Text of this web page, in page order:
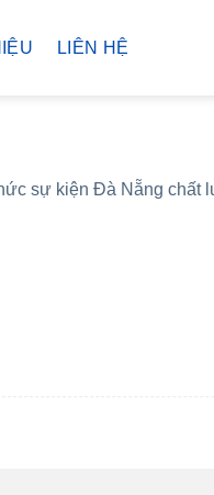
LIÊN HỆ
sự kiện Đà Nẵng chất